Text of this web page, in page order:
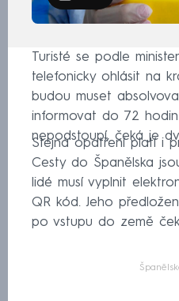
Turisté se podle
telefonicky ohlásit na
budou muset
informovat do 72
nepodstoupí, čeká je
Stejná opatření platí i
Cesty do Španělska
lidé musí vyplnit
QR kód. Jeho
po vstupu do země